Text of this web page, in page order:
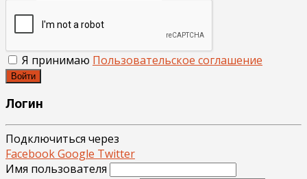
Я принимаю Пользовательское соглашение
Войти
Логин
Подключиться через
FacebookGoogle Twitter
Имя пользователя